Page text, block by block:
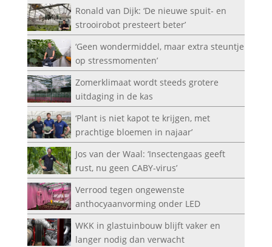
Ronald van Dijk: ‘De nieuwe spuit- en
strooirobot presteert beter’
‘Geen wondermiddel, maar extra steuntje
op stressmomenten’
Zomerklimaat wordt steeds grotere
uitdaging in de kas
‘Plant is niet kapot te krijgen, met
prachtige bloemen in najaar’
Jos van der Waal: ‘Insectengaas geeft
rust, nu geen CABY-virus’
Verrood tegen ongewenste
anthocyaanvorming onder LED
WKK in glastuinbouw blijft vaker en
langer nodig dan verwacht